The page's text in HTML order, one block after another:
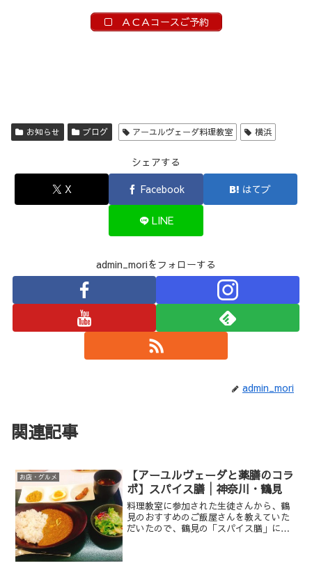
ＡＣＡコースご予約
お知らせ ブログ アーユルヴェーダ料理教室 横浜
シェアする
X
Facebook はてブ
LINE
admin_moriをフォローする
admin_mori
関連記事
お店・グルメ
【アーユルヴェーダと薬膳のコラ
ボ】スパイス膳│神奈川・鶴見
料理教室に参加された生徒さんから、鶴
見のおすすめのご飯屋さんを教えていた
だいたので、鶴見の「スパイス膳」に行